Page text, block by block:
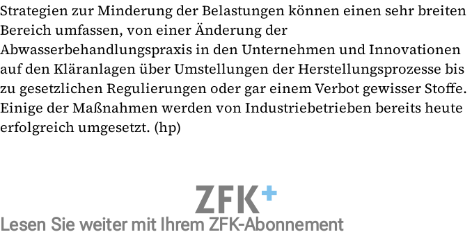
Strategien zur Minderung der Belastungen können einen sehr breiten
Bereich umfassen, von einer Änderung der
Abwasserbehandlungspraxis in den Unternehmen und Innovationen
auf den Kläranlagen über Umstellungen der Herstellungsprozesse bis
zu gesetzlichen Regulierungen oder gar einem Verbot gewisser Stoffe.
Einige der Maßnahmen werden von Industriebetrieben bereits heute
erfolgreich umgesetzt. (hp)
Lesen Sie weiter mit Ihrem ZFK-Abonnement